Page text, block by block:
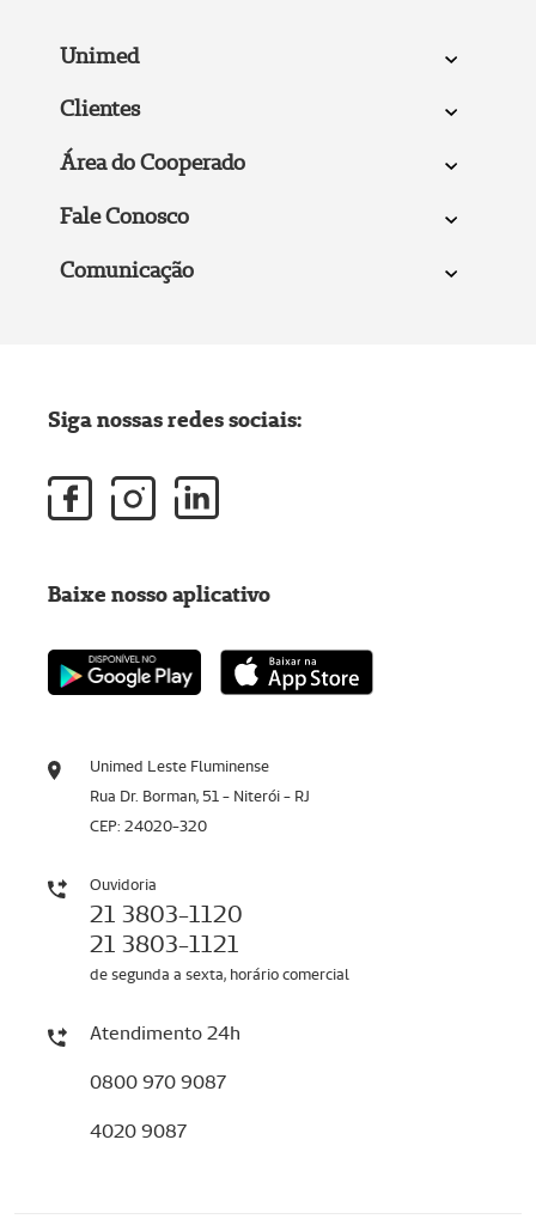
Unimed
Clientes
Área do Cooperado
Fale Conosco
Comunicação
Unimed Leste Fluminense
Rua Dr. Borman, 51 - Niterói - RJ
CEP: 24020-320
Ouvidoria
21 3803-1120
21 3803-1121
de segunda a sexta, horário comercial
Atendimento 24h
0800 970 9087
4020 9087
Siga nossas redes sociais:
Baixe nosso aplicativo